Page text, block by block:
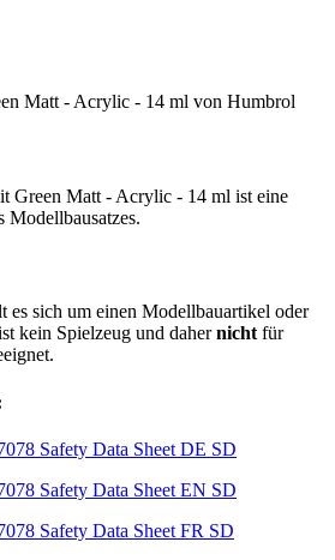
Matt - Acrylic - 14 ml von Humbrol
Green Matt - Acrylic - 14 ml ist eine
Modellbausatzes.
es sich um einen Modellbauartikel oder
kein Spielzeug und dahernicht für
Safety Data Sheet DE SD
Safety Data Sheet EN SD
Safety Data Sheet FR SD